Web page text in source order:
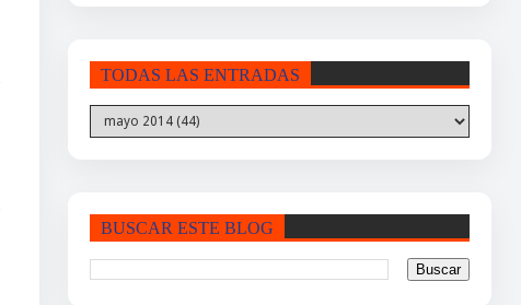
TODAS LAS ENTRADAS
BUSCAR ESTE BLOG